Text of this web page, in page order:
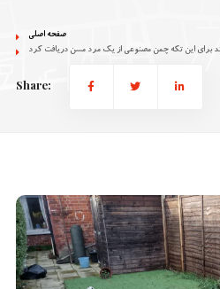
صفحه اصلی
Share: